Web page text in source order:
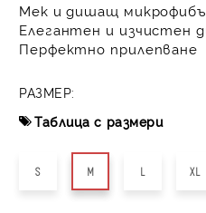
Мек и дишащ
Елегантен и изчистен
Перфектно прилепване
РАЗМЕР:
Таблица с размери
S M L XL